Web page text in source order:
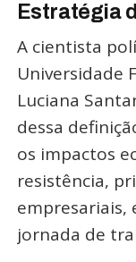
Estratégia
A cientista
Universidade
Luciana
dessa
os impactos
resistência,
empresariais,
jornada de